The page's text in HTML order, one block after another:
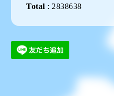
Total : 2838638